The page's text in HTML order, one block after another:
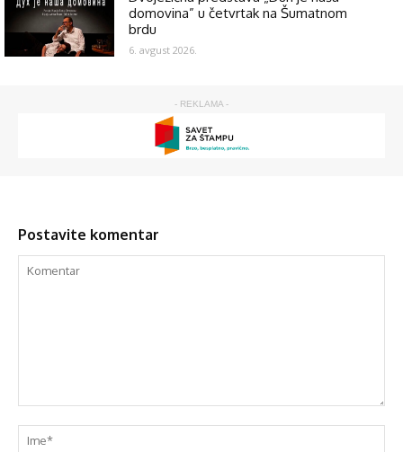
domovina” u četvrtak na Šumatnom
brdu
6. avgust 2026.
- REKLAMA -
Postavite komentar